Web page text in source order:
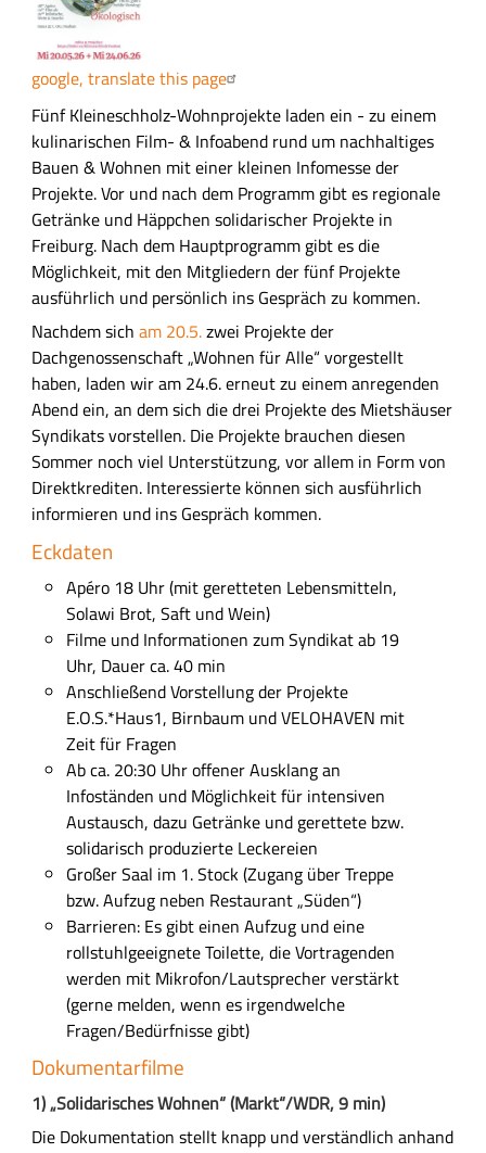
google, translate this page
A
u
s
f
ü
h
r
l
i
c
h
e
B
e
s
c
r
Fünf Kleineschholz-Wohnprojekte laden ein - zu einem
kulinarischen Film- & Infoabend rund um nachhaltiges
Bauen & Wohnen mit einer kleinen Infomesse der
Projekte. Vor und nach dem Programm gibt es regionale
Getränke und Häppchen solidarischer Projekte in
Freiburg. Nach dem Hauptprogramm gibt es die
Möglichkeit, mit den Mitgliedern der fünf Projekte
ausführlich und persönlich ins Gespräch zu kommen.
Nachdem sich am 20.5.zwei Projekte der
Dachgenossenschaft „Wohnen für Alle“ vorgestellt
haben, laden wir am 24.6. erneut zu einem anregenden
Abend ein, an dem sich die drei Projekte des Mietshäuser
Syndikats vorstellen. Die Projekte brauchen diesen
Sommer noch viel Unterstützung, vor allem in Form von
Direktkrediten. Interessierte können sich ausführlich
informieren und ins Gespräch kommen.
Eckdaten
Apéro 18 Uhr (mit geretteten Lebensmitteln,
Solawi Brot, Saft und Wein)
Filme und Informationen zum Syndikat ab 19
Uhr, Dauer ca. 40 min
Anschließend Vorstellung der Projekte
E.O.S.*Haus1, Birnbaum und VELOHAVEN mit
Zeit für Fragen
Ab ca. 20:30 Uhr offener Ausklang an
Infoständen und Möglichkeit für intensiven
Austausch, dazu Getränke und gerettete bzw.
solidarisch produzierte Leckereien
Großer Saal im 1. Stock (Zugang über Treppe
bzw. Aufzug neben Restaurant „Süden“)
Barrieren: Es gibt einen Aufzug und eine
rollstuhlgeeignete Toilette, die Vortragenden
werden mit Mikrofon/Lautsprecher verstärkt
(gerne melden, wenn es irgendwelche
Fragen/Bedürfnisse gibt)
Dokumentarfilme
1) „Solidarisches Wohnen“ (Markt“/WDR, 9 min)
Die Dokumentation stellt knapp und verständlich anhand